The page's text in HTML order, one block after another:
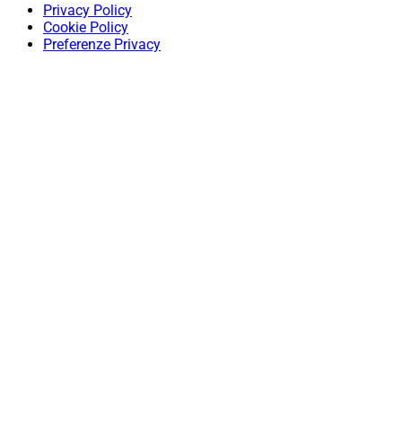
Privacy Policy
Cookie Policy
Preferenze Privacy